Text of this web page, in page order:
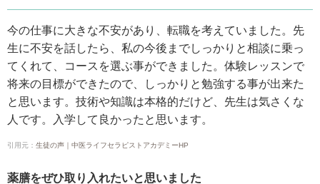
今の仕事に大きな不安があり、転職を考えていました。先
生に不安を話したら、私の今後までしっかりと相談に乗っ
てくれて、コースを選ぶ事ができました。体験レッスンで
将来の目標ができたので、しっかりと勉強する事が出来た
と思います。技術や知識は本格的だけど、先生は気さくな
人です。入学して良かったと思います。
引用元： 生徒の声｜中医ライフセラピストアカデミーHP
薬膳をぜひ取り入れたいと思いました